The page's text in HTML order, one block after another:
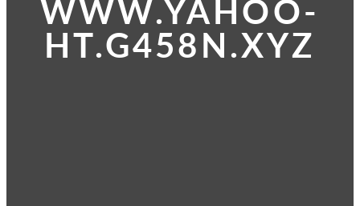
WWW.YAHOO-
HT.G458N.XYZ